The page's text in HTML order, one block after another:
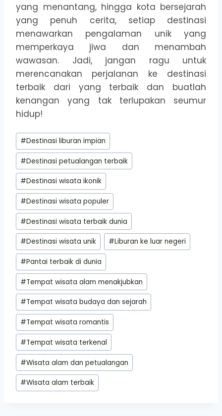
yang menantang, hingga kota bersejarah
yang penuh cerita, setiap destinasi
menawarkan pengalaman unik yang
memperkaya jiwa dan menambah
wawasan. Jadi, jangan ragu untuk
merencanakan perjalanan ke destinasi
terbaik dari yang terbaik dan buatlah
kenangan yang tak terlupakan seumur
hidup!
Post
Tags:
#Destinasi liburan impian
#Destinasi petualangan terbaik
#Destinasi wisata ikonik
#Destinasi wisata populer
#Destinasi wisata terbaik dunia
#Destinasi wisata unik #Liburan ke luar negeri
#Pantai terbaik di dunia
#Tempat wisata alam menakjubkan
#Tempat wisata budaya dan sejarah
#Tempat wisata romantis
#Tempat wisata terkenal
#Wisata alam dan petualangan
#Wisata alam terbaik